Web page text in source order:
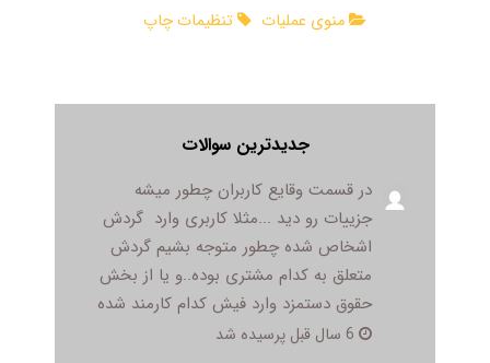
منوی عملیات تنظیمات چاپ
جدیدترین سوالات
در قسمت وقایع کاربران چطور میشه
جزییات رو دید ...مثلا کاربری وارد گردش
اشخاص شده چطور متوجه بشیم گردش
متعلق به کدام مشتری بوده..و یا از بخش
حقوق دستمزد وارد فیش کدام کارمند شده